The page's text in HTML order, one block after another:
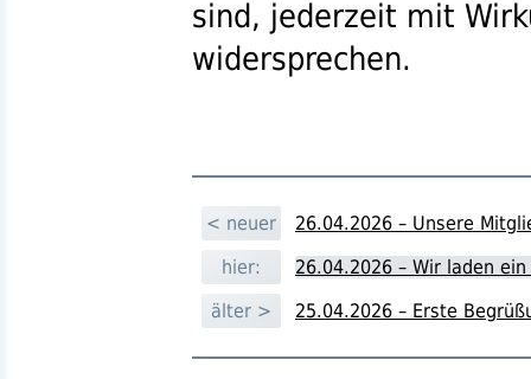
sind, jederzeit mit
widersprechen.
< neuer
26.04.2026 – Unsere
hier:
26.04.2026 – Wir laden
älter >
25.04.2026 – Erste